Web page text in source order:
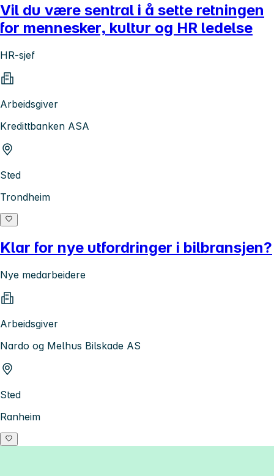
Vil du være sentral i å sette retningen
for mennesker, kultur og HR ledelse
HR-sjef
Arbeidsgiver
Kredittbanken ASA
Sted
Trondheim
Klar for nye utfordringer i bilbransjen?
Nye medarbeidere
Arbeidsgiver
Nardo og Melhus Bilskade AS
Sted
Ranheim